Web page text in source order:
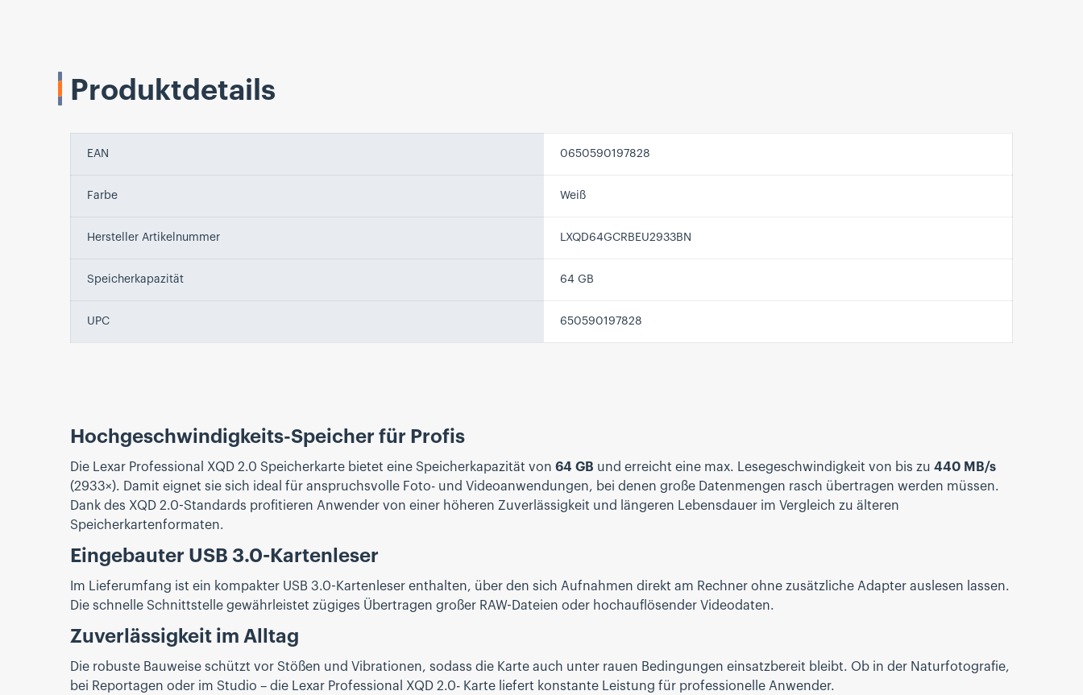
Produktdetails
EAN 0650590197828
Farbe Weiß
Hersteller Artikelnummer LXQD64GCRBEU2933BN
Speicherkapazität 64 GB
UPC 650590197828
Hochgeschwindigkeits-Speicher für Profis
Die Lexar Professional XQD 2.0 Speicherkarte bietet eine Speicherkapazität von 64 GB und erreicht eine max. Lesegeschwindigkeit von bis zu 440 MB/s
(2933×). Damit eignet sie sich ideal für anspruchsvolle Foto- und Videoanwendungen, bei denen große Datenmengen rasch übertragen werden müssen.
Dank des XQD 2.0-Standards profitieren Anwender von einer höheren Zuverlässigkeit und längeren Lebensdauer im Vergleich zu älteren
Speicherkartenformaten.
Eingebauter USB 3.0-Kartenleser
Im Lieferumfang ist ein kompakter USB 3.0-Kartenleser enthalten, über den sich Aufnahmen direkt am Rechner ohne zusätzliche Adapter auslesen lassen.
Die schnelle Schnittstelle gewährleistet zügiges Übertragen großer RAW-Dateien oder hochauflösender Videodaten.
Zuverlässigkeit im Alltag
Die robuste Bauweise schützt vor Stößen und Vibrationen, sodass die Karte auch unter rauen Bedingungen einsatzbereit bleibt. Ob in der Naturfotografie,
bei Reportagen oder im Studio – die Lexar Professional XQD 2.0- Karte liefert konstante Leistung für professionelle Anwender.